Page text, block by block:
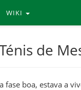
WIKI
de
fase boa, estava a